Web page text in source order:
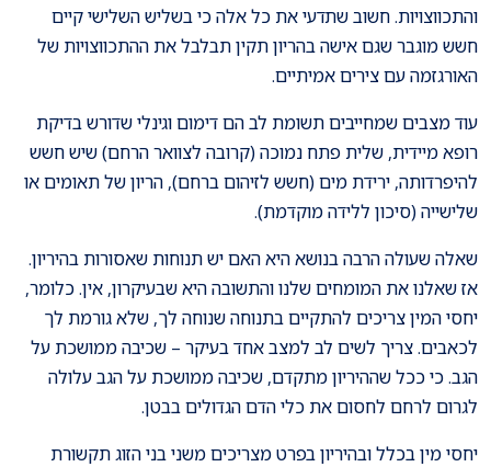
והתכווצויות. חשוב שתדעי את כל אלה כי בשליש השלישי קיים
חשש מוגבר שגם אישה בהריון תקין תבלבל את ההתכווצויות של
האורגזמה עם צירים אמיתיים.
עוד מצבים שמחייבים תשומת לב הם דימום וגינלי שדורש בדיקת
רופא מיידית, שלית פתח נמוכה (קרובה לצוואר הרחם) שיש חשש
להיפרדותה, ירידת מים (חשש לזיהום ברחם), הריון של תאומים או
שלישייה (סיכון ללידה מוקדמת).
שאלה שעולה הרבה בנושא היא האם יש תנוחות שאסורות בהיריון.
אז שאלנו את המומחים שלנו והתשובה היא שבעיקרון, אין. כלומר,
יחסי המין צריכים להתקיים בתנוחה שנוחה לך, שלא גורמת לך
לכאבים. צריך לשים לב למצב אחד בעיקר – שכיבה ממושכת על
הגב. כי ככל שההיריון מתקדם, שכיבה ממושכת על הגב עלולה
לגרום לרחם לחסום את כלי הדם הגדולים בבטן.
יחסי מין בכלל ובהיריון בפרט מצריכים משני בני הזוג תקשורת